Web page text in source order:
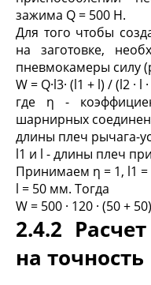
зажима Q = 500 H.
Для того чтобы
на заготовке,
пневмокамеры силу
W = Q·l3· (l1 + l) / (l2 · l
где η -
шарнирных
длины плеч рычага-
l1 и l - длины плеч
Принимаем η = 1, l1
l = 50 мм. Тогда
W = 500 · 120 · (50 +
2.4.2
на точность